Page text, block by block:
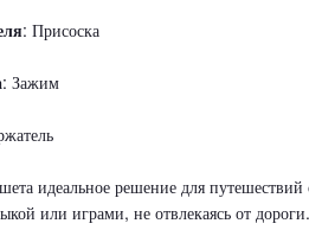
: Присоска
: Зажим
идеальное решение для
или играми, не отвлекаясь от дороги.